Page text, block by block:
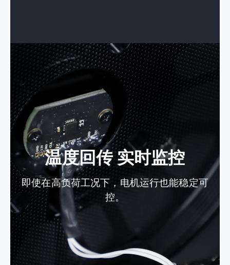
温度回传 实时监控
即使在高负荷工况下，电机运行也能稳定可
控。